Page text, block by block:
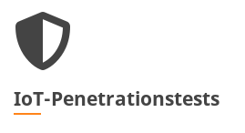
IoT-Penetrationstests